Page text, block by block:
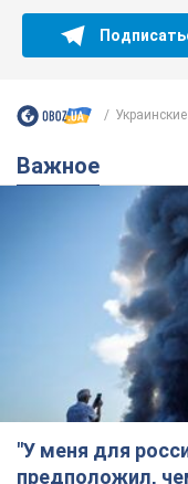
"У меня для
предположил,
Москва может
темноту,
5.08.2026 16:00 61,0 т.
Банки
доллара:
чего ожидать